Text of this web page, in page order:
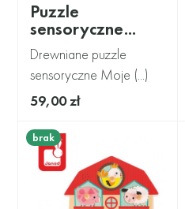
Puzzle
sensoryczne...
Drewniane puzzle
sensoryczne Moje (...)
59,00 zł
brak